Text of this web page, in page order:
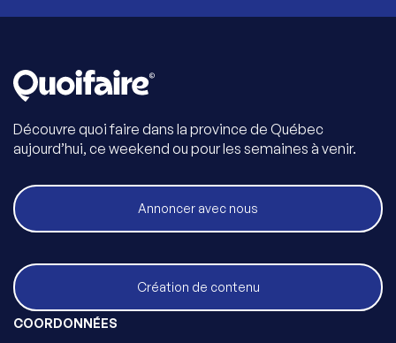
Découvre quoi faire dans la province de Québec
aujourd’hui, ce weekend ou pour les semaines à venir.
Annoncer avec nous
Création de contenu
COORDONNÉES